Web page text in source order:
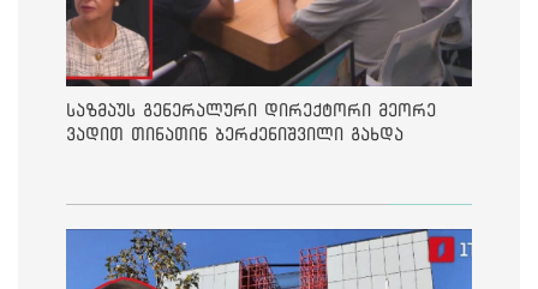
საზმაუს გენერალური დირექტორი მეორე
ვადით თინათინ ბერძენიშვილი გახდა